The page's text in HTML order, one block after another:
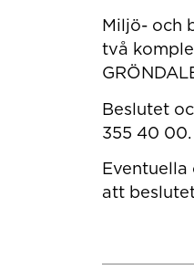
Miljö- och
två
Beslutet
355 40 00.
Eventuella
att